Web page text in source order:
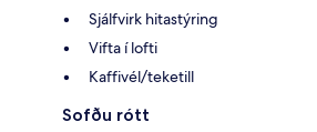
Sjálfvirk hitastýring
Vifta í lofti
Kaffivél/teketill
Sofðu rótt